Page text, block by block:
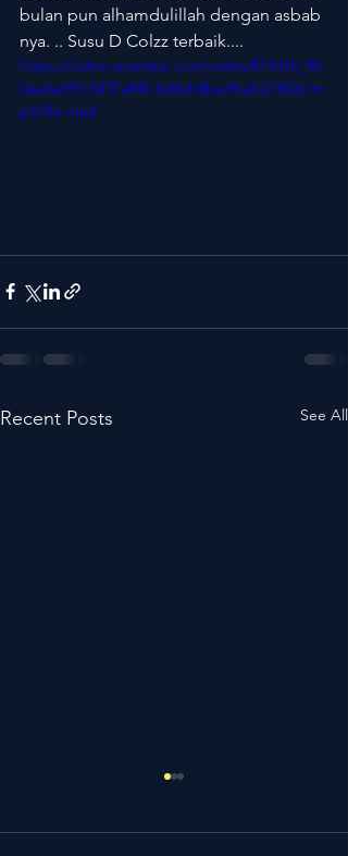
bulan pun alhamdulillah dengan asbab
nya. .. Susu D Colzz terbaik....
https://video.wixstatic.com/video/879d50_80
0ee6a697c5437a84b3d6bb8bedbab2/360p/m
p4/file.mp4
Recent Posts See All